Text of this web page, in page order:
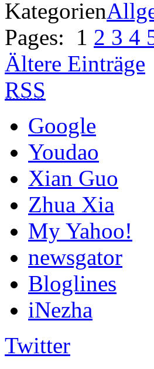
Kategorien
Pages:
1 2 3 4
Ältere Einträge
RSS
Google
Youdao
Xian Guo
Zhua Xia
My Yahoo!
newsgator
Bloglines
iNezha
Twitter